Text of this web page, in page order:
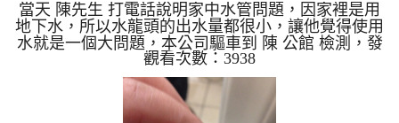
當天 陳先生 打電話說明家中水管問題，因家裡是用
地下水，所以水龍頭的出水量都很小，讓他覺得使用
水就是一個大問題，本公司驅車到 陳 公館 檢測，發
現管路中有很多塊狀東西，本公司迅速架設 管路清
洗機 ，開始 清洗水管 ，髒水從水龍頭流出，有很多
一塊塊小石頭，從水龍頭不斷的冒出來，如下圖及影
片，客戶 陳先生 看到家裡水管怎麼有這麼多東西，
觀看次數：3938